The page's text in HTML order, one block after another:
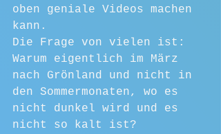
oben geniale Videos machen
kann.
Die Frage von vielen ist:
Warum eigentlich im März
nach Grönland und nicht in
den Sommermonaten, wo es
nicht dunkel wird und es
nicht so kalt ist?